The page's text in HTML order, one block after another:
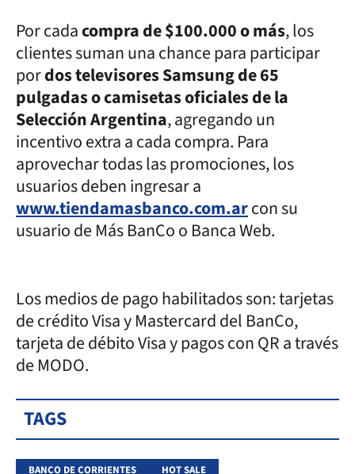
Por cadacompra de $100.000 o más, los
clientes suman una chance para participar
pordos televisores Samsung de 65
pulgadas o camisetas oficiales de la
Selección Argentina, agregando un
incentivo extra a cada compra. Para
aprovechar todas las promociones, los
usuarios deben ingresar a
www.tiendamasbanco.com.arcon su
usuario de Más BanCo o Banca Web.
Los medios de pago habilitados son: tarjetas
de crédito Visa y Mastercard del BanCo,
tarjeta de débito Visa y pagos con QR a través
de MODO.
TAGS
BANCO DE CORRIENTES HOT SALE